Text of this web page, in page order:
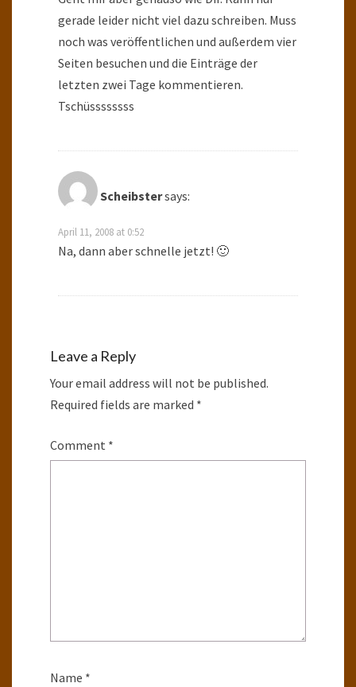
gerade leider nicht viel dazu schreiben. Muss
noch was veröffentlichen und außerdem vier
Seiten besuchen und die Einträge der
letzten zwei Tage kommentieren.
Tschüssssssss
Scheibstersays:
April 11, 2008 at 0:52
Na, dann aber schnelle jetzt! 🙂
Leave a Reply
Your email address will not be published.
Required fields are marked *
Comment *
Name *